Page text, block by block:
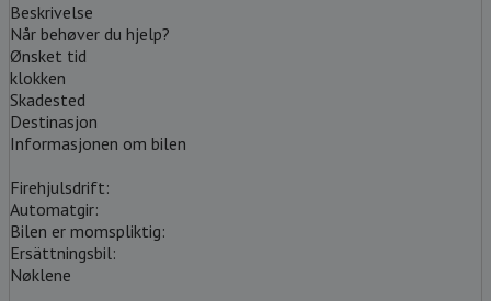
Beskrivelse
Når behøver du hjelp?
Ønsket tid
klokken
Skadested
Destinasjon
Informasjonen om bilen
Firehjulsdrift:
Automatgir:
Bilen er momspliktig:
Ersättningsbil:
Nøklene